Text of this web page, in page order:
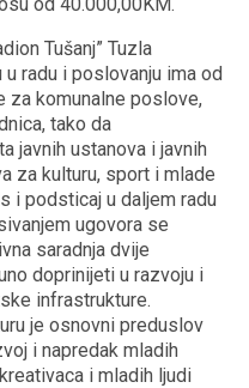
Tušanj” Tuzla
radu i poslovanju ima od
za komunalne poslove,
tako da
javnih ustanova i javnih
za kulturu, sport i mlade
i podsticaj u daljem radu
ugovora se
saradnja dvije
doprinijeti u razvoju i
infrastrukture.
je osnovni preduslov
i napredak mladih
i mladih ljudi